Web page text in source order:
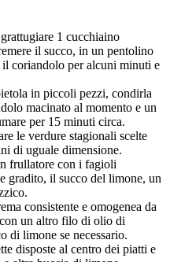
1 cucchiaino
il succo, in un pentolino
il coriandolo per alcuni minuti e
in piccoli pezzi, condirla
macinato al momento e un
per 15 minuti circa.
le verdure stagionali scelte
di uguale dimensione.
frullatore con i fagioli
gradito, il succo del limone, un
consistente e omogenea da
un altro filo di olio di
di limone se necessario.
disposte al centro dei piatti e